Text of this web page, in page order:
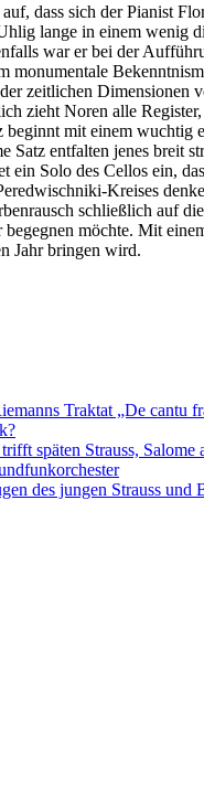
dass sich der Pianist
lange in einem wenig
war er bei der
monumentale
zeitlichen
zieht Noren alle
mit einem wuchtig
Satz entfalten jenes breit
ein Solo des Cellos ein,
Kreises
schließlich auf
möchte. Mit
Jahr bringen wird.
Traktat „De cantu
späten Strauss, Salome
des jungen Strauss und